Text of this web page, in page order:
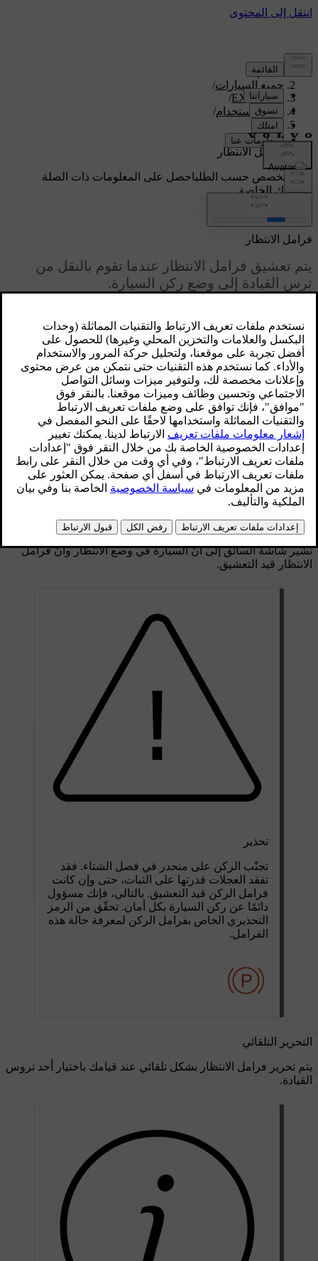
الدعم/
جميع السيارات/
EX90 2026
/
دليل الاستخدام/
القيادة
الفرامل/
فرامل الانتظار
دعم مخصص حسب الطلباحصل على المعلومات ذات الصلة
بسيارتك الخاصة.
تسجيل الدخول
فرامل الانتظار
يتم تعشيق فرامل الانتظار عندما تقوم بالنقل من
ترس القيادة إلى وضع ركن السيارة.
تقوم فرامل الركن بقفل العجلات الخلفية للسيارة. عندما تكون قيد
الركن، تقوم السيارة بمراقبة مدى ثباتها على الأرض وتعمل على
إحكام هذا الثبات تلقائيًا إذا لزم الأمر.
إنّ قيامك بالضغط على الزرّ المميّز بعلامةPفي ذراع التحكّم ينقل
السيارة إلى وضع الركن ويتيح تعشيق فرامل الانتظار.[1]
ستقوم سيارتك بتعشيق فرامل الانتظار تلقائيًا في العديد من
الحالات: وهي تشمل ما يلي:
بقيت سيارتك ثابتة في وضع "الفرملة التلقائية أثناء التوقف"
لفترة زمنية طويلة.
قمتَ بمغادرة سيارتك.
هناك كابل شحن متصل بسيارتك.
في نهاية مناورة ركن مؤازَرة.
تشير شاشة السائق إلى أنّ السيارة في وضع الانتظار وأنّ فرامل
الانتظار قيد التعشيق.
تحذير
تجنّب الركن على منحدر في فصل الشتاء. فقد
تفقد العجلات قدرتها على الثبات، حتى وإن كانت
فرامل الركن قيد التعشيق. بالتالي، فإنك مسؤول
دائمًا عن ركن السيارة بكل أمان. تحقّق من الرمز
التحذيري الخاص بفرامل الركن لمعرفة حالة هذه
الفرامل.
التحرير التلقائي
يتم تحرير فرامل الانتظار بشكل تلقائي عند قيامك باختيار أحد تروس
القيادة.